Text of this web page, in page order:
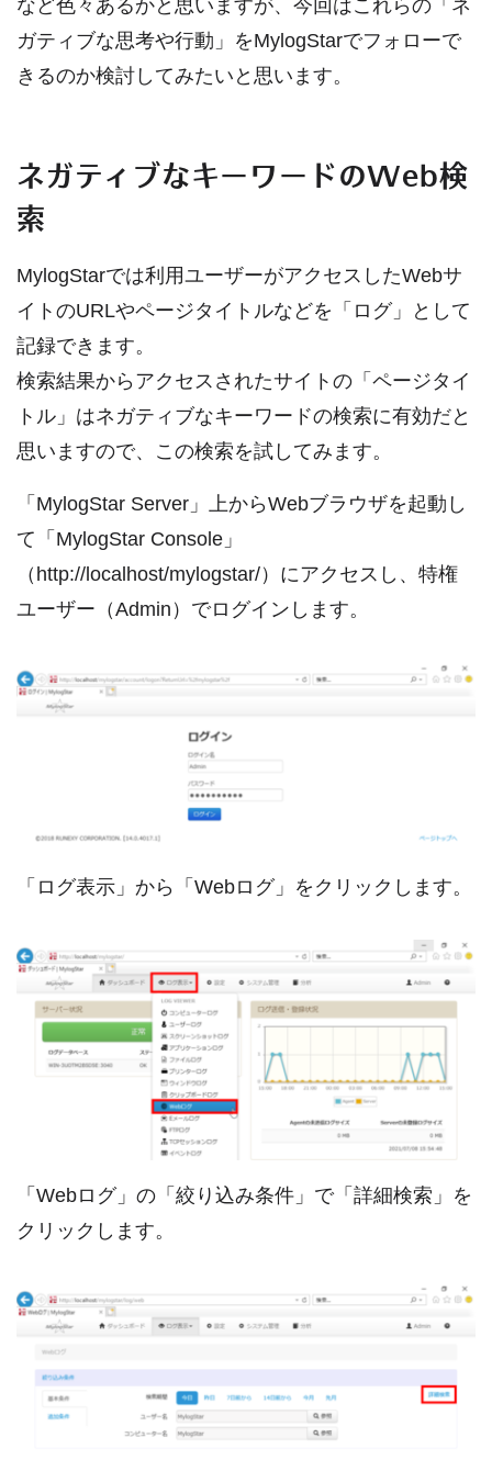
など色々あるかと思いますが、今回はこれらの「ネ
ガティブな思考や行動」をMylogStarでフォローで
きるのか検討してみたいと思います。
ネガティブなキーワードのWeb検
索
MylogStarでは利用ユーザーがアクセスしたWebサ
イトのURLやページタイトルなどを「ログ」として
記録できます。
検索結果からアクセスされたサイトの「ページタイ
トル」はネガティブなキーワードの検索に有効だと
思いますので、この検索を試してみます。
「MylogStar Server」上からWebブラウザを起動し
て「MylogStar Console」
（http://localhost/mylogstar/）にアクセスし、特権
ユーザー（Admin）でログインします。
「ログ表示」から「Webログ」をクリックします。
「Webログ」の「絞り込み条件」で「詳細検索」を
クリックします。